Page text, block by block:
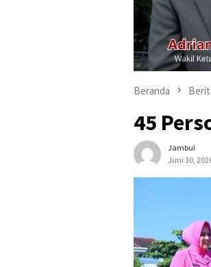
Beranda
45
Jambul
Juni 30,